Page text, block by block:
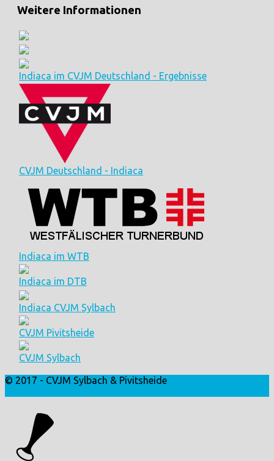
Weitere Informationen
Indiaca im CVJM Deutschland - Ergebnisse
CVJM Deutschland - Indiaca
Indiaca im WTB
Indiaca im DTB
Indiaca CVJM Sylbach
CVJM Pivitsheide
CVJM Sylbach
© 2017 - CVJM Sylbach & Pivitsheide